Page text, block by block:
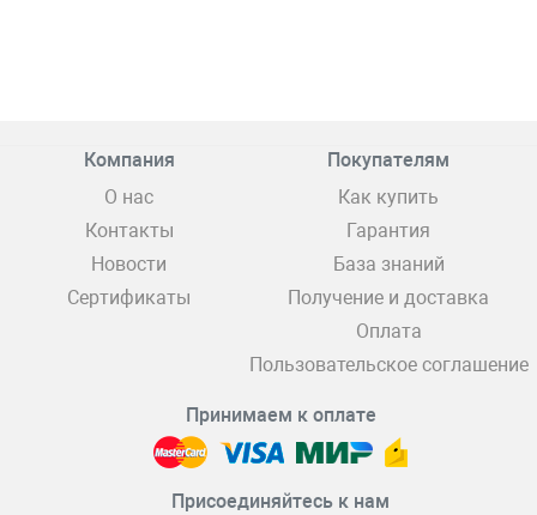
Компания
О нас
Контакты
Новости
Сертификаты
Покупателям
Как купить
Гарантия
База знаний
Получение и доставка
Оплата
Пользовательское соглашение
Принимаем к оплате
Присоединяйтесь к нам